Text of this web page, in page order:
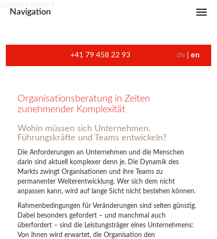
Navigation
+41 79 458 22 93 de en
Organisationsberatung in Zeiten
zunehmender Komplexität
Wohin müssen sich Unternehmen,
Führungskräfte und Teams entwickeln?
Die Anforderungen an Unternehmen und die Menschen
darin sind aktuell komplexer denn je. Die Dynamik des
Markts zwingt Organisationen und ihre Teams zu
permanenter Weiterentwicklung. Wer sich dem nicht
anpassen kann, wird auf lange Sicht nicht bestehen können.
Rahmenbedingungen für Veränderungen sind selten günstig.
Dabei besonders gefordert – und manchmal auch
überfordert – sind die Leistungsträger eines Unternehmens:
Von ihnen wird erwartet, die Organisation den